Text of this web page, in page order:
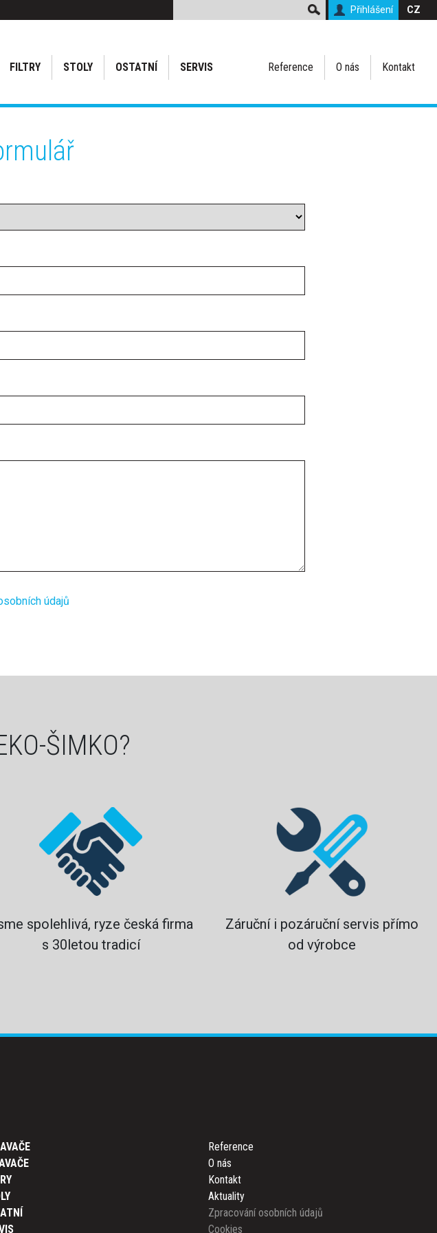
Přihlášení CZ
FILTRY STOLY OSTATNÍ SERVIS Reference O nás Kontakt
údajů
ŠIMKO?
spolehlivá, ryze česká firma
s 30letou tradicí
Záruční i pozáruční servis přímo
od výrobce
Reference
O nás
Kontakt
Aktuality
Zpracování osobních údajů
Cookies